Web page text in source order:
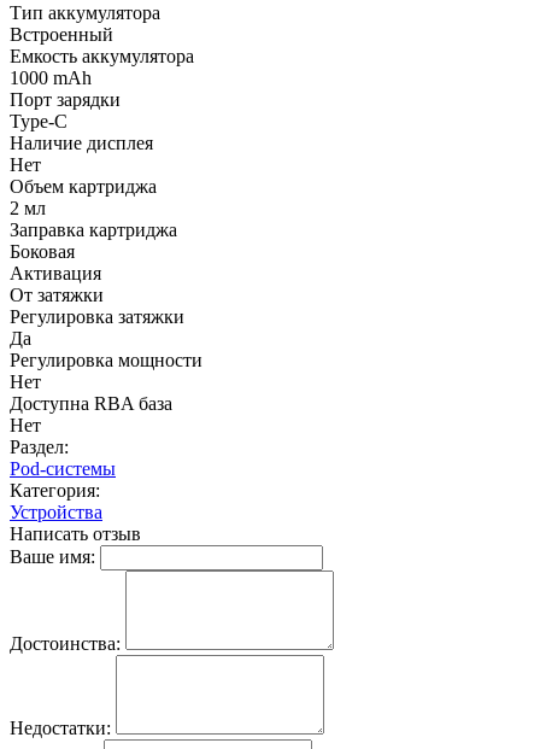
Тип аккумулятора
Встроенный
Емкость аккумулятора
1000 mAh
Порт зарядки
Type-C
Наличие дисплея
Нет
Объем картриджа
2 мл
Заправка картриджа
Боковая
Активация
От затяжки
Регулировка затяжки
Да
Регулировка мощности
Нет
Доступна RBA база
Нет
Раздел:
Pod-системы
Категория:
Устройства
Написать отзыв
Ваше имя:
Достоинства:
Недостатки: